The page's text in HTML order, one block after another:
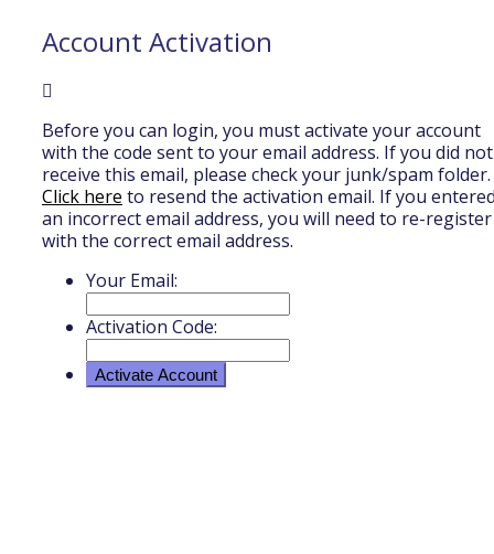
Account Activation
Before you can login, you must activate your account
with the code sent to your email address. If you did not
receive this email, please check your junk/spam folder.
Click here to resend the activation email. If you
an incorrect email address, you will need to re-register
with the correct email address.
Your Email:
Activation Code: